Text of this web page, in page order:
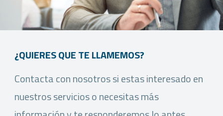
¿QUIERES QUE TE LLAMEMOS?
Contacta con nosotros si estas interesado en
nuestros servicios o necesitas más